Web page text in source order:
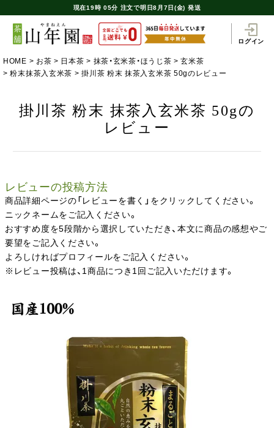
現在19時 05分 注文で明日8月7日(金) 発送
ログイン
HOME お茶 日本茶 抹茶・玄米茶・ほうじ茶
玄米茶
粉末抹茶入玄米茶
掛川茶 粉末 抹茶入玄米茶 50gのレビュー
掛川茶 粉末 抹茶入玄米茶 50gの
レビュー
レビューの投稿方法
商品詳細ページの「レビューを書く」をクリックしてください。
ニックネームをご記入ください。
おすすめ度を5段階から選択していただき、本文に商品の感想やご
要望をご記入ください。
よろしければプロフィールをご記入ください。
※レビュー投稿は、1商品につき1回ご記入いただけます。